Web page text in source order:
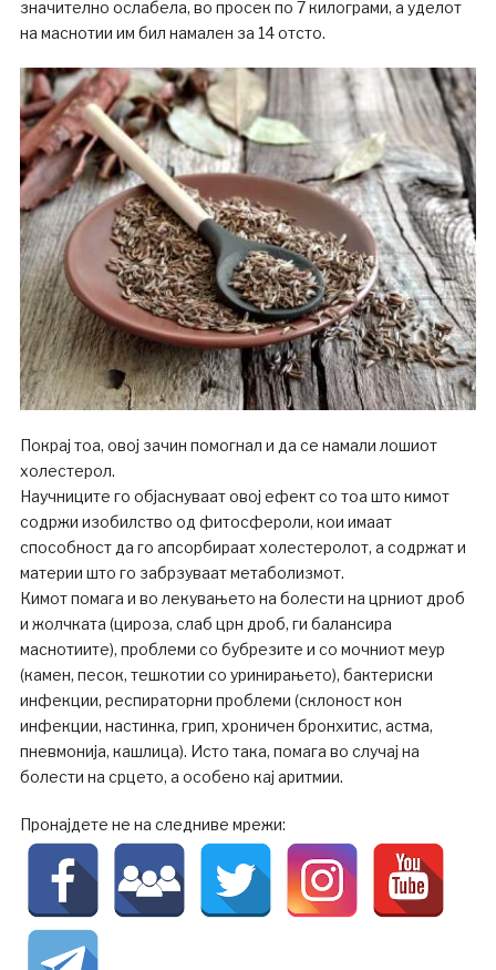
значително ослабела, во просек по 7 килограми, а уделот
на маснотии им бил намален за 14 отсто.
Покрај тоа, овој зачин помогнал и да се намали лошиот
холестерол.
Научниците го објаснуваат овој ефект со тоа што кимот
содржи изобилство од фитосфероли, кои имаат
способност да го апсорбираат холестеролот, а содржат и
материи што го забрзуваат метаболизмот.
Кимот помага и во лекувањето на болести на црниот дроб
и жолчката (цироза, слаб црн дроб, ги балансира
маснотиите), проблеми со бубрезите и со мочниот меур
(камен, песок, тешкотии со уринирањето), бактериски
инфекции, респираторни проблеми (склоност кон
инфекции, настинка, грип, хроничен бронхитис, астма,
пневмонија, кашлица). Исто така, помага во случај на
болести на срцето, а особено кај аритмии.
Пронајдете не на следниве мрежи: